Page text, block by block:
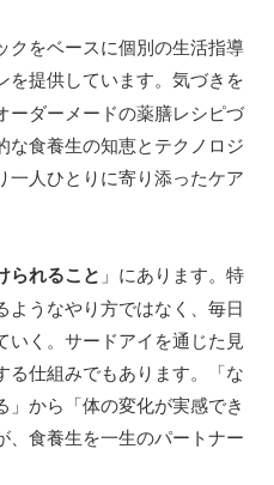
クをベースに個別の生活指導
を提供しています。気づきを
ーダーメードの薬膳レシピづ
な食養生の知恵とテクノロジ
一人ひとりに寄り添ったケア
られること 」にあります。特
ようなやり方ではなく、毎日
いく。サードアイを通じた見
る仕組みでもあります。「な
」から「体の変化が実感でき
、食養生を一生のパートナー